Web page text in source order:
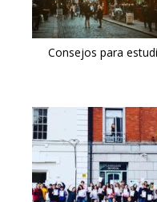
Consejos para